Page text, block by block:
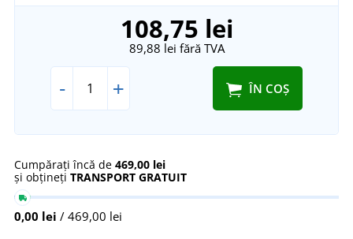
108,75 lei
89,88 lei fără TVA
- + ÎN COȘ
Cumpărați încă de 469,00 lei
și obțineți TRANSPORT GRATUIT
0,00 lei / 469,00 lei